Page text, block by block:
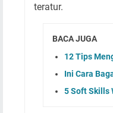
teratur.
BACA JUGA
12 Tips
Ini Cara
5 Soft Skills